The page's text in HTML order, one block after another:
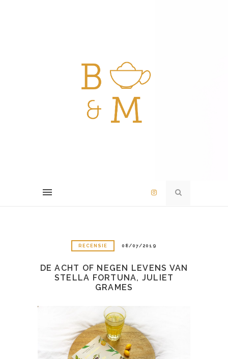
RECENSIE 08/07/2019
DE ACHT OF NEGEN LEVENS VAN
STELLA FORTUNA, JULIET
GRAMES